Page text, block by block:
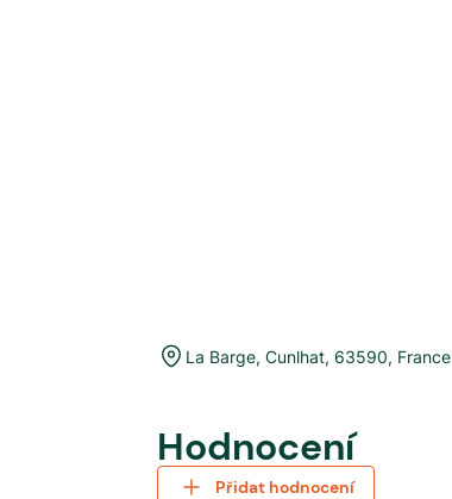
La Barge, Cunlhat, 63590, France
Hodnocení
Přidat hodnocení